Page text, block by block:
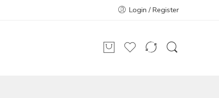
Login / Register